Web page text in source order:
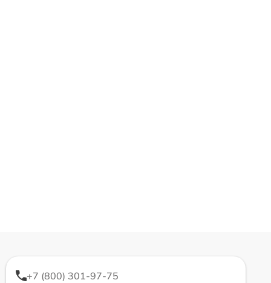
+7 (800) 301-97-75